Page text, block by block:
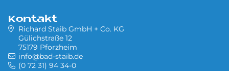
Kontakt
Richard Staib GmbH + Co. KG
Gülichstraße 12
75179 Pforzheim
info@bad-staib.de
(0 72 31) 94 34-0